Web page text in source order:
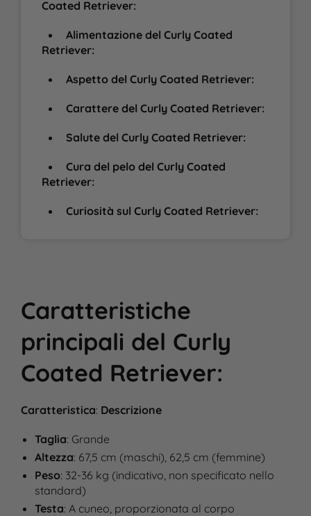
Coated Retriever:
Alimentazione del Curly Coated
Retriever:
Aspetto del Curly Coated Retriever:
Carattere del Curly Coated Retriever:
Salute del Curly Coated Retriever:
Cura del pelo del Curly Coated
Retriever:
Curiosità sul Curly Coated Retriever:
Caratteristiche
principali del Curly
Coated Retriever:
Caratteristica: Descrizione
Taglia: Grande
Altezza: 67,5 cm (maschi), 62,5 cm (femmine)
Peso: 32-36 kg (indicativo, non specificato nello
standard)
Testa: A cuneo, proporzionata al corpo